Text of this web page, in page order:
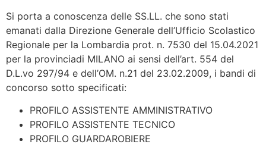
Si porta a conoscenza delle SS.LL. che sono stati
emanati dalla Direzione Generale dell’Ufficio Scolastico
Regionale per la Lombardia prot. n. 7530 del 15.04.2021
per la provinciadi MILANO ai sensi dell’art. 554 del
D.L.vo 297/94 e dell’OM. n.21 del 23.02.2009, i bandi di
concorso sotto specificati:
PROFILO ASSISTENTE AMMINISTRATIVO
PROFILO ASSISTENTE TECNICO
PROFILO GUARDAROBIERE